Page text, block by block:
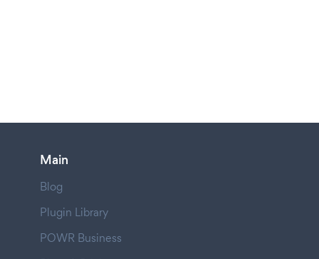
Main
Blog
Plugin Library
POWR Business